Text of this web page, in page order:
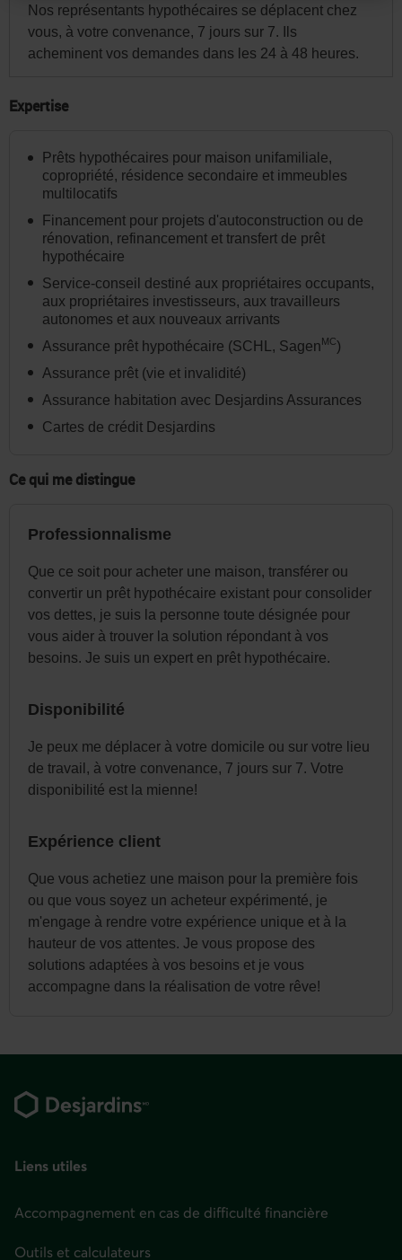
Nos représentants hypothécaires se déplacent chez
vous, à votre convenance, 7 jours sur 7. Ils
acheminent vos demandes dans les 24 à 48 heures.
Expertise
Prêts hypothécaires pour maison unifamiliale,
copropriété, résidence secondaire et immeubles
multilocatifs
Financement pour projets d'autoconstruction ou de
rénovation, refinancement et transfert de prêt
hypothécaire
Service-conseil destiné aux propriétaires occupants,
aux propriétaires investisseurs, aux travailleurs
autonomes et aux nouveaux arrivants
Assurance prêt hypothécaire (SCHL, SagenMC)
Assurance prêt (vie et invalidité)
Assurance habitation avec Desjardins Assurances
Cartes de crédit Desjardins
Ce qui me distingue
Professionnalisme
Que ce soit pour acheter une maison, transférer ou
convertir un prêt hypothécaire existant pour consolider
vos dettes, je suis la personne toute désignée pour
vous aider à trouver la solution répondant à vos
besoins. Je suis un expert en prêt hypothécaire.
Disponibilité
Je peux me déplacer à votre domicile ou sur votre lieu
de travail, à votre convenance, 7 jours sur 7. Votre
disponibilité est la mienne!
Expérience client
Que vous achetiez une maison pour la première fois
ou que vous soyez un acheteur expérimenté, je
m'engage à rendre votre expérience unique et à la
hauteur de vos attentes. Je vous propose des
solutions adaptées à vos besoins et je vous
accompagne dans la réalisation de votre rêve!
de
Liens utiles
Accompagnement en cas de difficulté financière
Outils et calculateurs
site.
Par
la
modifier
votre
de
ou
d'État
et
la
langue
dans
de
la
page
au